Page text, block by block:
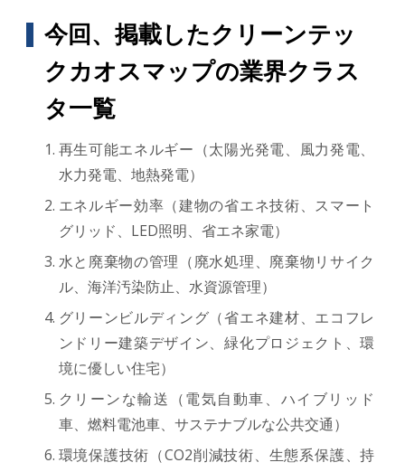
今回、掲載したクリーンテッ
クカオスマップの業界クラス
タ一覧
再生可能エネルギー（太陽光発電、風力発電、
水力発電、地熱発電）
エネルギー効率（建物の省エネ技術、スマート
グリッド、LED照明、省エネ家電）
水と廃棄物の管理（廃水処理、廃棄物リサイク
ル、海洋汚染防止、水資源管理）
グリーンビルディング（省エネ建材、エコフレ
ンドリー建築デザイン、緑化プロジェクト、環
境に優しい住宅）
クリーンな輸送（電気自動車、ハイブリッド
車、燃料電池車、サステナブルな公共交通）
環境保護技術（CO2削減技術、生態系保護、持